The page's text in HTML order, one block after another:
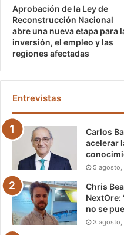
Aprobación de la Ley de
Reconstrucción Nacional
abre una nueva etapa para
inversión, el empleo y las
regiones afectadas
Entrevistas
Carlos
acelerar
5 agosto,
Chris
NextOre:
no se
3 agosto,